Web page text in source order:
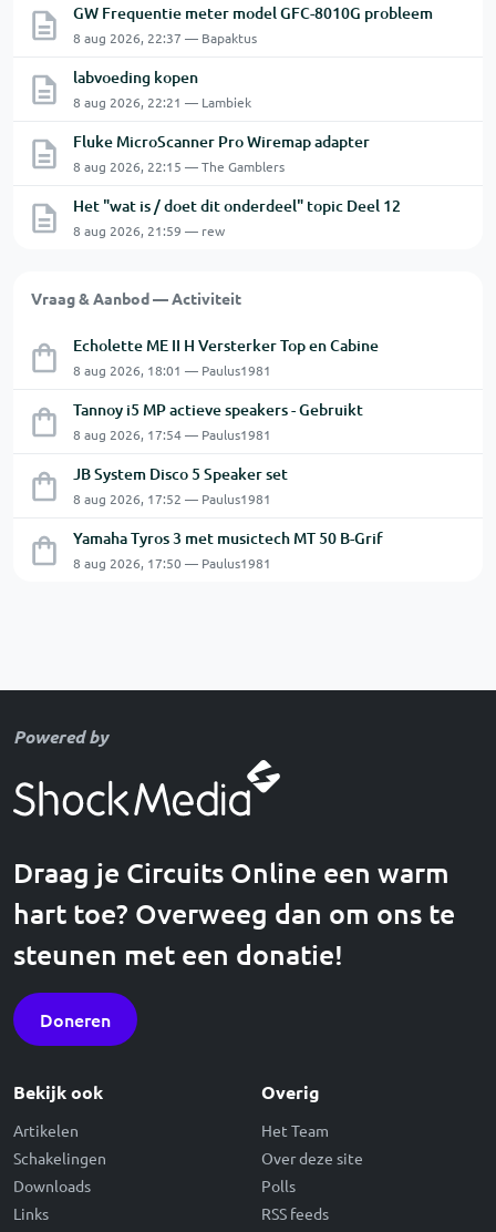
GW Frequentie meter model GFC-8010G probleem
8 aug 2026, 22:37 — Bapaktus
labvoeding kopen
8 aug 2026, 22:21 — Lambiek
Fluke MicroScanner Pro Wiremap adapter
8 aug 2026, 22:15 — The Gamblers
Het "wat is / doet dit onderdeel" topic Deel 12
8 aug 2026, 21:59 — rew
Vraag & Aanbod — Activiteit
Echolette ME II H Versterker Top en Cabine
8 aug 2026, 18:01 — Paulus1981
Tannoy i5 MP actieve speakers - Gebruikt
8 aug 2026, 17:54 — Paulus1981
JB System Disco 5 Speaker set
8 aug 2026, 17:52 — Paulus1981
Yamaha Tyros 3 met musictech MT 50 B-Grif
8 aug 2026, 17:50 — Paulus1981
Powered by
Draag je Circuits Online een warm
hart toe? Overweeg dan om ons te
steunen met een donatie!
Doneren
Bekijk ook
Artikelen
Schakelingen
Downloads
Links
Overig
Het Team
Over deze site
Polls
RSS feeds